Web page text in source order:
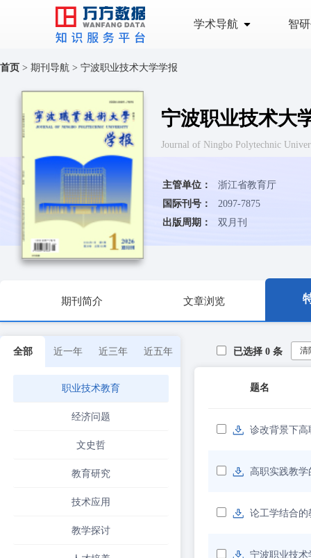
学术导航 智
首页 > 期刊导航 > 宁波职业技术大学学报
宁波职业技术大
Journal of Ningbo Polytechnic
主管单位：
浙江省教育厅
国际刊号：
2097-7875
出版周期：
双月刊
期刊简介 文章浏览
全部 近一年 近三年 近五年
职业技术教育
经济问题
文史哲
教育研究
技术应用
教学探讨
已选择 0 条 清
题名
诊改背景下
高职实践教
论工学结合
宁波职业技